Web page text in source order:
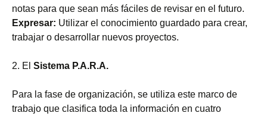
notas para que sean más fáciles de revisar en el futuro.
Expresar: Utilizar el conocimiento guardado para crear,
trabajar o desarrollar nuevos proyectos.
2. El Sistema P.A.R.A.
Para la fase de organización, se utiliza este marco de
trabajo que clasifica toda la información en cuatro